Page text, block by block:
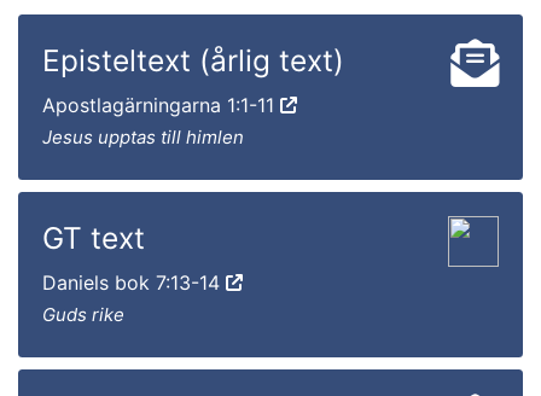
Episteltext (årlig text)
Apostlagärningarna 1:1-11
Jesus upptas till himlen
GT text
Daniels bok 7:13-14
Guds rike